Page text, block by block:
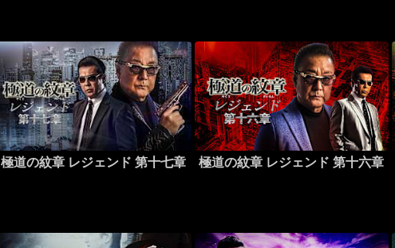
極道の紋章 レジェンド 第十七章 極道の紋章 レジェンド 第十六章